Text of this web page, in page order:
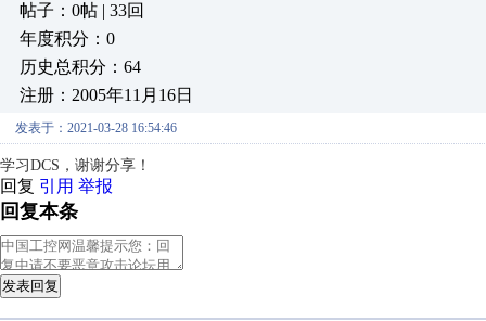
帖子：0帖 | 33回
年度积分：0
历史总积分：64
注册：2005年11月16日
发表于：2021-03-28 16:54:46
学习DCS，谢谢分享！
回复 引用 举报
回复本条
发表回复